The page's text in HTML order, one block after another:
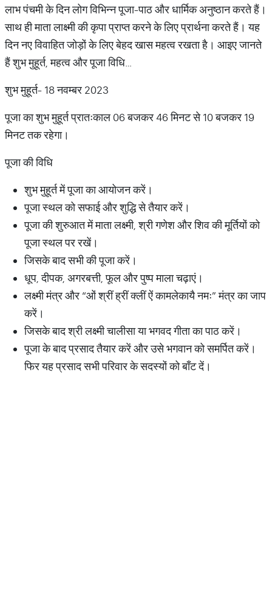
लाभ पंचमी के दिन लोग विभिन्न पूजा-पाठ और धार्मिक अनुष्ठान करते हैं।
साथ ही माता लाक्ष्मी की कृपा प्राप्त करने के लिए प्रार्थना करते हैं। यह
दिन नए विवाहित जोड़ों के लिए बेहद खास महत्व रखता है। आइए जानते
हैं शुभ मुहूर्त, महत्व और पूजा विधि…
शुभ मुहूर्त- 18 नवम्बर 2023
पूजा का शुभ मुहूर्त प्रातःकाल 06 बजकर 46 मिनट से 10 बजकर 19
मिनट तक रहेगा।
पूजा की विधि
शुभ मुहूर्त में पूजा का आयोजन करें।
पूजा स्थल को सफाई और शुद्धि से तैयार करें।
पूजा की शुरुआत में माता लक्ष्मी, श्री गणेश और शिव की मूर्तियों को
पूजा स्थल पर रखें।
जिसके बाद सभी की पूजा करें।
धूप, दीपक, अगरबत्ती, फूल और पुष्प माला चढ़ाएं।
लक्ष्मी मंत्र और “ओं श्रीं ह्रीं क्लीं ऐं कामलेकायै नमः” मंत्र का जाप
करें।
जिसके बाद श्री लक्ष्मी चालीसा या भगवद गीता का पाठ करें।
पूजा के बाद प्रसाद तैयार करें और उसे भगवान को समर्पित करें।
फिर यह प्रसाद सभी परिवार के सदस्यों को बाँट दें।